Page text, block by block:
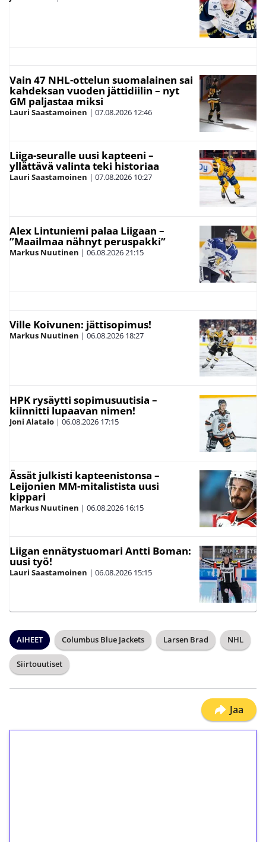
Vain 47 NHL-ottelun suomalainen sai
kahdeksan vuoden jättidiilin – nyt
GM paljastaa miksi
Lauri Saastamoinen | 07.08.2026 12:46
Liiga-seuralle uusi kapteeni –
yllättävä valinta teki historiaa
Lauri Saastamoinen | 07.08.2026 10:27
Alex Lintuniemi palaa Liigaan –
”Maailmaa nähnyt peruspakki”
Markus Nuutinen | 06.08.202621:15
Ville Koivunen: jättisopimus!
Markus Nuutinen | 06.08.2026 18:27
HPK rysäytti sopimusuutisia –
kiinnitti lupaavan nimen!
Joni Alatalo | 06.08.2026 17:15
Ässät julkisti kapteenistonsa –
Leijonien MM-mitalistista uusi
kippari
Markus Nuutinen | 06.08.2026 16:15
Liigan ennätystuomari Antti Boman:
uusi työ!
Lauri Saastamoinen | 06.08.2026 15:15
AIHEET Columbus Blue Jackets Larsen Brad NHL
Siirtouutiset
Jaa